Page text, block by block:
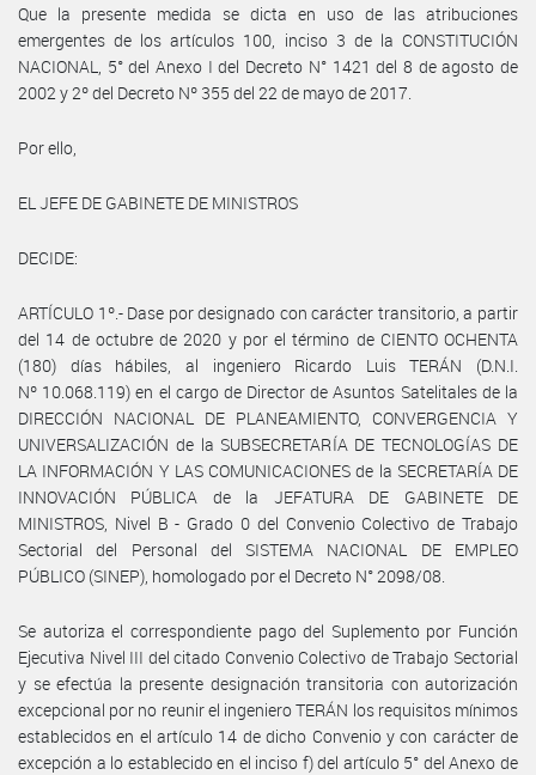
Que la presente medida se dicta en uso de las atribuciones
emergentes de los artículos 100, inciso 3 de la CONSTITUCIÓN
NACIONAL, 5° del Anexo I del Decreto N° 1421 del 8 de agosto de
2002 y 2º del Decreto Nº 355 del 22 de mayo de 2017.
Por ello,
EL JEFE DE GABINETE DE MINISTROS
DECIDE:
ARTÍCULO 1º.- Dase por designado con carácter transitorio, a partir
del 14 de octubre de 2020 y por el término de CIENTO OCHENTA
(180) días hábiles, al ingeniero Ricardo Luis TERÁN (D.N.I.
Nº 10.068.119) en el cargo de Director de Asuntos Satelitales de la
DIRECCIÓN NACIONAL DE PLANEAMIENTO, CONVERGENCIA Y
UNIVERSALIZACIÓN de la SUBSECRETARÍA DE TECNOLOGÍAS DE
LA INFORMACIÓN Y LAS COMUNICACIONES de la SECRETARÍA DE
INNOVACIÓN PÚBLICA de la JEFATURA DE GABINETE DE
MINISTROS, Nivel B - Grado 0 del Convenio Colectivo de Trabajo
Sectorial del Personal del SISTEMA NACIONAL DE EMPLEO
PÚBLICO (SINEP), homologado por el Decreto N° 2098/08.
Se autoriza el correspondiente pago del Suplemento por Función
Ejecutiva Nivel III del citado Convenio Colectivo de Trabajo Sectorial
y se efectúa la presente designación transitoria con autorización
excepcional por no reunir el ingeniero TERÁN los requisitos mínimos
establecidos en el artículo 14 de dicho Convenio y con carácter de
excepción a lo establecido en el inciso f) del artículo 5° del Anexo de